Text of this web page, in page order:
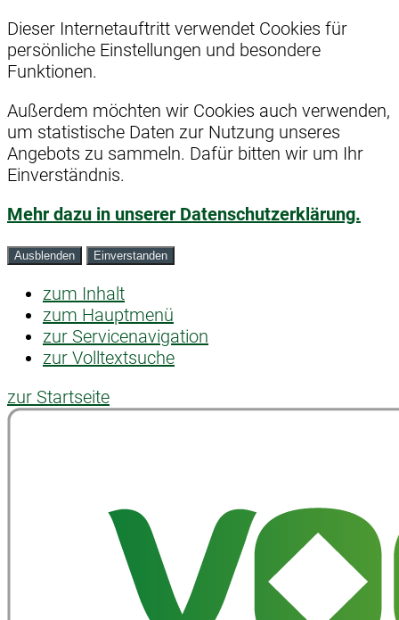
Dieser Internetauftritt verwendet Cookies für
persönliche Einstellungen und besondere
Funktionen.
Außerdem möchten wir Cookies auch verwenden,
um statistische Daten zur Nutzung unseres
Angebots zu sammeln. Dafür bitten wir um Ihr
Einverständnis.
Mehr dazu in unserer Datenschutzerklärung.
Ausblenden Einverstanden
zum Inhalt
zum Hauptmenü
zur Servicenavigation
zur Volltextsuche
zur Startseite